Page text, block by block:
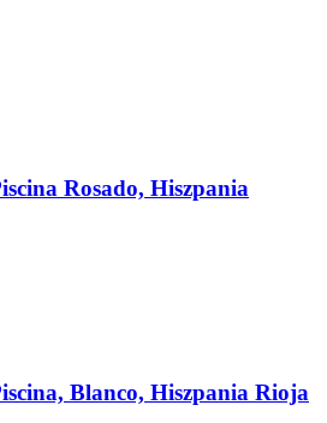
Rosado, Hiszpania
Blanco, Hiszpania Rioja